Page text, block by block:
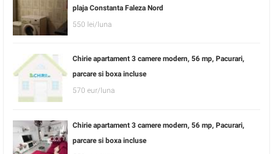
plaja Constanta Faleza Nord
550 lei/luna
Chirie apartament 3 camere modern, 56 mp, Pacurari,
parcare si boxa incluse
570 eur/luna
Chirie apartament 3 camere modern, 56 mp, Pacurari,
parcare si boxa incluse